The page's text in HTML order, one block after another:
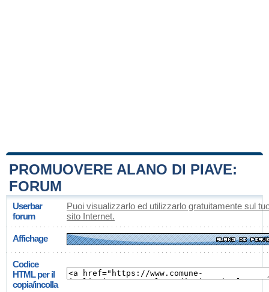
PROMUOVERE ALANO DI PIAVE:
FORUM
Userbar
forum
Puoi visualizzarlo ed utilizzarlo gratuitamente sul
sito Internet.
Affichage
Codice
HTML per il
copia/incolla